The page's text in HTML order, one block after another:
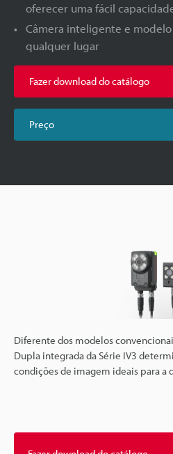
oferecer uma fácil
Câmera inteligente e
qualquer lugar
Fazer download do catálogo
Preço
Diferente dos modelos
Dupla integrada da Série IV3
condições de imagem ideais para a